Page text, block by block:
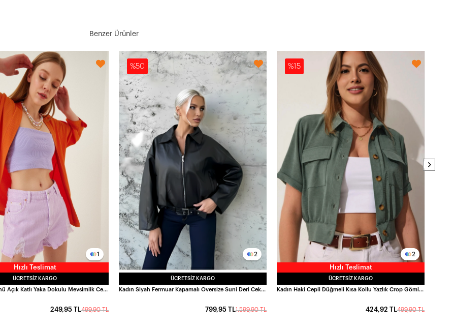
Benzer Ürünler
Hızlı Teslimat
1
ÜCRETSIZ KARGO
Kadın Oranj Önü Açık Katlı Yaka Dokulu Mevsimlik Ceket HZL22S-BD158621
499,90 TL
249,95 TL
%50
2
ÜCRETSIZ KARGO
Kadın Siyah Fermuar Kapamalı Oversize Suni Deri Ceket HZL25W-BD110561
1.599,90 TL
799,95 TL
%15
Hızlı Teslimat
2
ÜCRETSIZ KARGO
Kadın Haki Cepli Düğmeli Kısa Kollu Yazlık Crop Gömlek Ceket HZL22S-BD106631
499,90 TL
424,92 TL